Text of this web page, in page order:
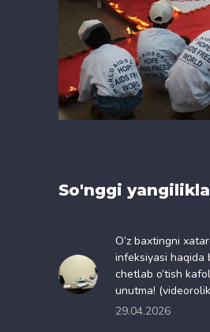
So'nggi
O’z baxtingni
infeksiyasi haqida
chetlab o’tish
unutma!
29.04.2026